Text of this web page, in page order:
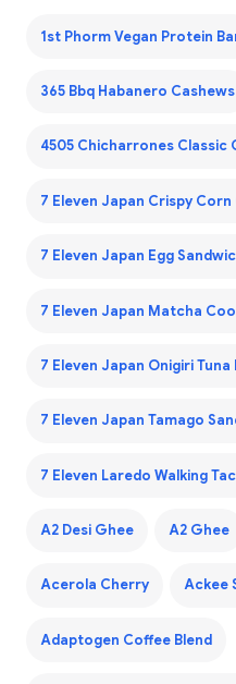
1st Phorm Vegan Protein
365 Bbq Habanero Cashews
4505 Chicharrones Classic
7 Eleven Japan Crispy Corn
7 Eleven Japan Egg
7 Eleven Japan Matcha
7 Eleven Japan Onigiri Tuna
7 Eleven Japan Tamago
7 Eleven Laredo Walking
A2 Desi Ghee A2 Ghee
Acerola Cherry Ackee
Adaptogen Coffee Blend